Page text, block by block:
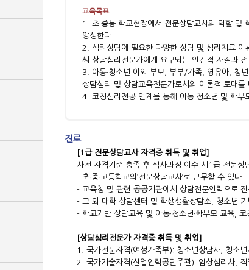
교육목표
1. 초·중등 학교현장에서 전문상담교사의 역할 및
양성한다.
2. 심리상담에 필요한 다양한 상담 및 심리치료
써 상담심리전문가에게 요구되는 인간적 자질과 전
3. 아동·청소년 이외 부모, 부부/가족, 영유아, 청
상담심리 및 상담교육전문가로서의 이론적 토대를
4. 코칭심리전공 연계를 통해 아동·청소년 및 학부
진로
[1급 전문상담교사 자격증 취득 및 취업]
사전 자격기준 충족 후 석사과정 이수 시1급 전문상
- 초·중·고등학교의‘전문상담교사’로 근무할 수 있다
- 교육청 및 관련 공공기관에서 상담전문인력으로
- 그 외 대학 상담센터 및 학생생활상담소, 청소년
- 학교기반 상담교육 및 아동·청소년·학부모 교육,
[상담심리전문가 자격증 취득 및 취업]
1. 국가전문자격(여성가족부): 청소년상담사, 청소년
2. 국가기술자격(산업인력공단주관): 임상심리사, 직